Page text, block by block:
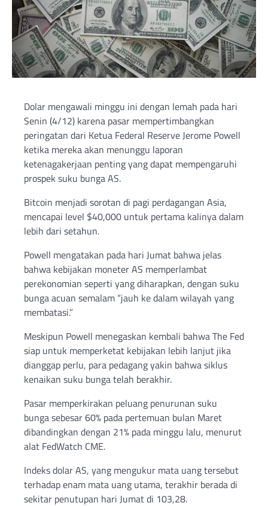
Dolar mengawali minggu ini dengan lemah pada hari
Senin (4/12) karena pasar mempertimbangkan
peringatan dari Ketua Federal Reserve Jerome Powell
ketika mereka akan menunggu laporan
ketenagakerjaan penting yang dapat mempengaruhi
prospek suku bunga AS.
Bitcoin menjadi sorotan di pagi perdagangan Asia,
mencapai level $40,000 untuk pertama kalinya dalam
lebih dari setahun.
Powell mengatakan pada hari Jumat bahwa jelas
bahwa kebijakan moneter AS memperlambat
perekonomian seperti yang diharapkan, dengan suku
bunga acuan semalam “jauh ke dalam wilayah yang
membatasi.”
Meskipun Powell menegaskan kembali bahwa The Fed
siap untuk memperketat kebijakan lebih lanjut jika
dianggap perlu, para pedagang yakin bahwa siklus
kenaikan suku bunga telah berakhir.
Pasar memperkirakan peluang penurunan suku
bunga sebesar 60% pada pertemuan bulan Maret
dibandingkan dengan 21% pada minggu lalu, menurut
alat FedWatch CME.
Indeks dolar AS, yang mengukur mata uang tersebut
terhadap enam mata uang utama, terakhir berada di
sekitar penutupan hari Jumat di 103,28.